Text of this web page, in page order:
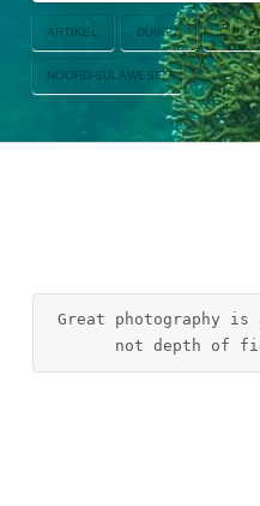
ARTIKEL DUIKEN
NOORD-SULAWESIE
Great photography
not depth of